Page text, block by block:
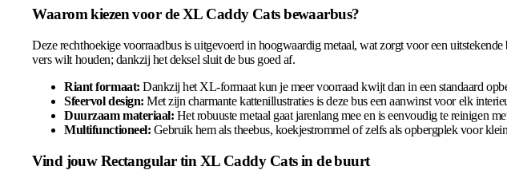
Waarom kiezen voor de XL Caddy Cats bewaarbus?
Deze rechthoekige voorraadbus is uitgevoerd in hoogwaardig metaal, wat zorgt voor een
vers wilt houden; dankzij het deksel sluit de bus goed af.
Riant formaat: Dankzij het XL-formaat kun je meer voorraad kwijt dan in een standaard
Sfeervol design: Met zijn charmante kattenillustraties is deze bus een aanwinst voor elk
Duurzaam materiaal: Het robuuste metaal gaat jarenlang mee en is eenvoudig te reinigen
Multifunctioneel: Gebruik hem als theebus, koekjestrommel of zelfs als opbergplek voor
Vind jouw Rectangular tin XL Caddy Cats in de buurt